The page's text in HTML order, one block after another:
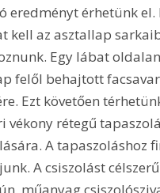
eredményt érhetünk el.
kell az asztallap
Egy lábat
felől behajtott
Ezt követően
vékony rétegű
A tapaszoláshoz
A csiszolást célszerű
műanyag